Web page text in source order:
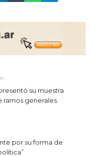
su muestra
ramos generales
por su forma de